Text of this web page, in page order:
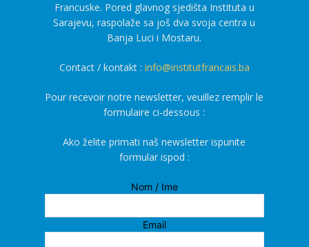
Francuske. Pored glavnog sjedišta Instituta u
Sarajevu, raspolaže sa još dva svoja centra u
Banja Luci i Mostaru.
Contact / kontakt : info@institutfrancais.ba
Pour recevoir notre newsletter, veuillez remplir le
formulaire ci-dessous :
Ako želite primati naš newsletter ispunite
formular ispod :
Nom / Ime
Email